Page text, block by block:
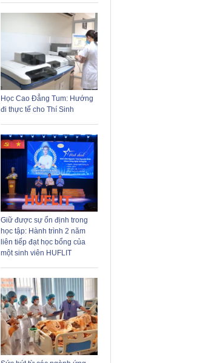
Học Cao Đẳng Tum: Hướng
đi thực tế cho Thí Sinh
Giữ được sự ổn định trong
học tập: Hành trình 2 năm
liên tiếp đạt học bổng của
một sinh viên HUFLIT